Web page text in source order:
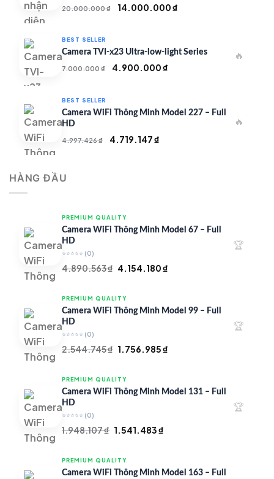
20.000.000₫
Giá
20.000.000 ₫.
14.000.000₫
là:
14.000.000 ₫.
BEST SELLER
Camera TVI-x23 Ultra-low-light Series
7.000.000₫
Giá
7.000.000 ₫.
4.900.000₫
là:
🔥
BEST SELLER
Camera WiFi Thông Minh Model 227 – Full
HD
4.997.426₫
Giá
4.719.147₫
🔥
HÀNG ĐẦU
PREMIUM QUALITY
Camera WiFi Thông Minh Model 67 – Full
HD
⭐⭐⭐⭐⭐ (0)
4.890.563₫ Giá
là:
4.890.563 ₫.
4.154.180₫
là:
🏆
PREMIUM QUALITY
Camera WiFi Thông Minh Model 99 – Full
HD
⭐⭐⭐⭐⭐ (0)
2.544.745₫ Giá
là:
2.544.745 ₫.
1.756.985₫
là:
🏆
PREMIUM QUALITY
Camera WiFi Thông Minh Model 131 – Full
HD
⭐⭐⭐⭐⭐ (0)
1.948.107₫ Giá
là:
1.948.107 ₫.
1.541.483₫
là:
🏆
PREMIUM QUALITY
Camera WiFi Thông Minh Model 163 – Full